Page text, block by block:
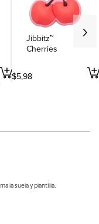
Jibbitz™
Cherries
$5,98
la suela y plantilla.